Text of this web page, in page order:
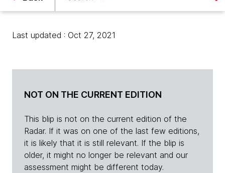
Last updated : Oct 27, 2021
NOT ON THE CURRENT EDITION
This blip is not on the current edition of the
Radar. If it was on one of the last few editions,
it is likely that it is still relevant. If the blip is
older, it might no longer be relevant and our
assessment might be different today.